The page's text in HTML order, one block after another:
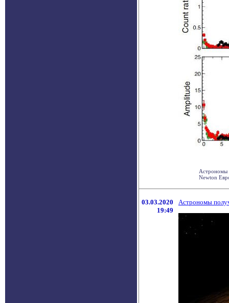
Астрономы
Newton
03.03.2020
19:49
Астрономы